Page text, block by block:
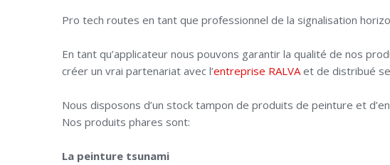
Pro tech routes en tant que professionnel de la signalisation
En tant qu’applicateur nous pouvons garantir la qualité de nos
créer un vrai partenariat avec l’entreprise RALVAet de distribué
Nous disposons d’un stock tampon de produits de peinture et
Nos produits phares sont:
La peinture tsunami